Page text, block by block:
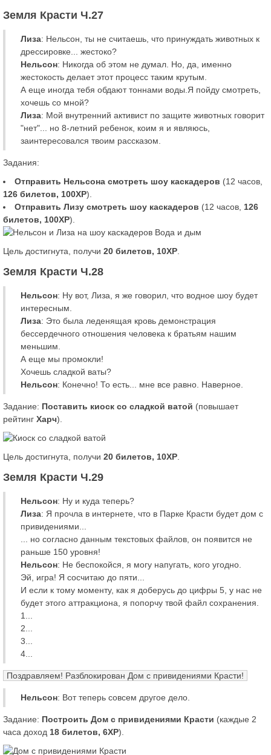
Земля Красти Ч.27
Лиза: Нельсон, ты не считаешь, что принуждать животных к
дрессировке... жестоко?
Нельсон: Никогда об этом не думал. Но, да, именно
жестокость делает этот процесс таким крутым.
А еще иногда тебя обдают тоннами воды.Я пойду смотреть,
хочешь со мной?
Лиза: Мой внутренний активист по защите животных говорит
"нет"... но 8-летний ребенок, коим я и являюсь,
заинтересовался твоим рассказом.
Задания:
Отправить Нельсона смотреть шоу каскадеров (12 часов,
126 билетов, 100XP).
Отправить Лизу смотреть шоу каскадеров (12 часов, 126
билетов, 100XP).
Цель достигнута, получи 20 билетов, 10XP
Земля Красти Ч.28
Нельсон: Ну вот, Лиза, я же говорил, что водное шоу будет
интересным.
Лиза: Это была леденящая кровь демонстрация
бессердечного отношения человека к братьям нашим
меньшим.
А еще мы промокли!
Хочешь сладкой ваты?
Нельсон: Конечно! То есть... мне все равно. Наверное.
Задание: Поставить киоск со сладкой ватой (повышает
рейтинг Харч).
Цель достигнута, получи 20 билетов, 10XP
Земля Красти Ч.29
Нельсон: Ну и куда теперь?
Лиза: Я прочла в интернете, что в Парке Красти будет дом с
привидениями...
... но согласно данным текстовых файлов, он появится не
раньше 150 уровня!
Нельсон: Не беспокойся, я могу напугать, кого угодно.
Эй, игра! Я сосчитаю до пяти...
И если к тому моменту, как я доберусь до цифры 5, у нас не
будет этого аттракциона, я попорчу твой файл сохранения.
1...
2...
3...
4...
Поздравляем! Разблокирован Дом с привидениями Красти!
Нельсон: Вот теперь совсем другое дело.
Задание: Построить Дом с привидениями Красти (каждые 2
часа доход 18 билетов, 6XP).